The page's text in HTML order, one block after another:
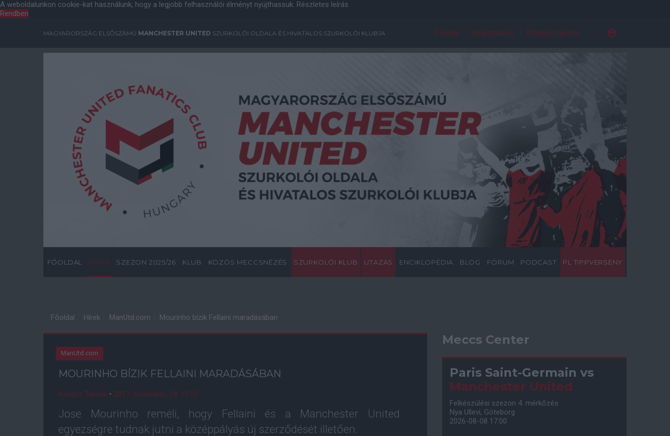
A weboldalunkon cookie-kat használunk, hogy a legjobb felhasználói élményt nyújthassuk. Részletes leírás
Rendben
MAGYARORSZÁG ELSŐSZÁMÚ MANCHESTER UNITED SZURKOLÓI OLDALA ÉS HIVATALOS SZURKOLÓI KLUBJA Főoldal Regisztráció Elfelejtett jelszó
FŐOLDAL HÍREK SZEZON 2025/26 KLUB KÖZÖS MECCSNÉZÉS SZURKOLÓI KLUB UTAZÁS ENCIKLOPÉDIA BLOG FÓRUM PODCAST PL TIPPVERSENY
Főoldal Hírek ManUtd.com Mourinho bízik Fellaini maradásában
ManUtd.com
MOURINHO BÍZIK FELLAINI MARADÁSÁBAN
Kovács Tamás • 2017. november. 24. 15:10
Jose Mourinho reméli, hogy Fellaini és a Manchester United
egyezségre tudnak jutni a középpályás új szerződését illetően.
Meccs Center
Paris Saint-Germain vs
Manchester United
Felkészülési szezon 4. mérkőzés
Nya Ullevi, Göteborg
2026-08-08 17:00